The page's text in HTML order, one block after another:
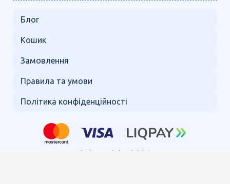
Блог
Кошик
Замовлення
Правила та умови
Політика конфіденційності
© Copyright 2024.